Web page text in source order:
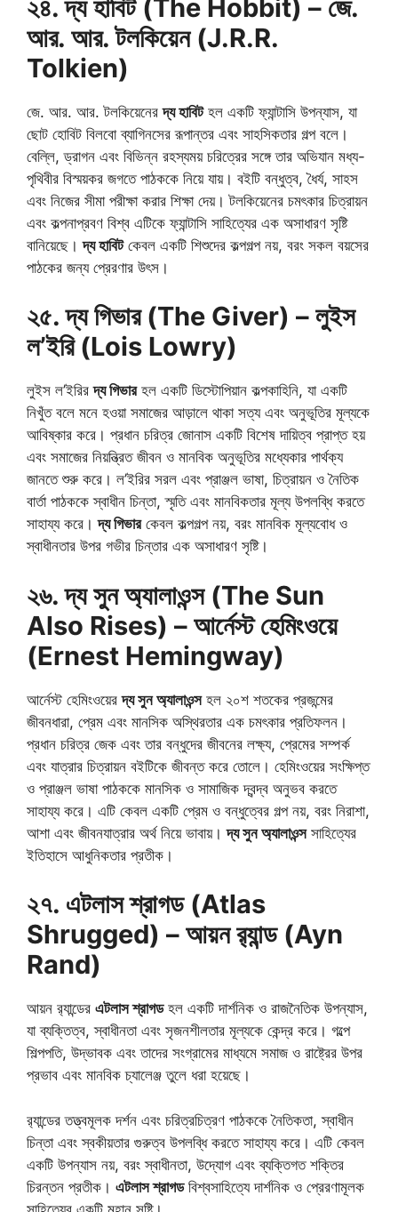
২৪. দ্য হাবিট (The Hobbit) – জে.
আর. আর. টলকিয়েন (J.R.R.
Tolkien)
জে. আর. আর. টলকিয়েনেরদ্য হাবিটহল একটি ফ্যান্টাসি উপন্যাস, যা
ছোট হোবিট বিলবো ব্যাগিনসের রূপান্তর এবং সাহসিকতার গল্প বলে।
বেল্লি, ড্রাগন এবং বিভিন্ন রহস্যময় চরিত্রের সঙ্গে তার অভিযান মধ্য-
পৃথিবীর বিস্ময়কর জগতে পাঠককে নিয়ে যায়। বইটি বন্ধুত্ব, ধৈর্য, সাহস
এবং নিজের সীমা পরীক্ষা করার শিক্ষা দেয়। টলকিয়েনের চমৎকার চিত্রায়ন
এবং কল্পনাপ্রবণ বিশ্ব এটিকে ফ্যান্টাসি সাহিত্যের এক অসাধারণ সৃষ্টি
বানিয়েছে।দ্য হাবিটকেবল একটি শিশুদের কল্পগল্প নয়, বরং সকল বয়সের
পাঠকের জন্য প্রেরণার উৎস।
২৫. দ্য গিভার (The Giver) – লুইস
ল’ইরি (Lois Lowry)
লুইস ল’ইরিরদ্য গিভারহল একটি ডিস্টোপিয়ান কল্পকাহিনি, যা একটি
নিখুঁত বলে মনে হওয়া সমাজের আড়ালে থাকা সত্য এবং অনুভূতির মূল্যকে
আবিষ্কার করে। প্রধান চরিত্র জোনাস একটি বিশেষ দায়িত্ব প্রাপ্ত হয়
এবং সমাজের নিয়ন্ত্রিত জীবন ও মানবিক অনুভূতির মধ্যেকার পার্থক্য
জানতে শুরু করে। ল’ইরির সরল এবং প্রাঞ্জল ভাষা, চিত্রায়ন ও নৈতিক
বার্তা পাঠককে স্বাধীন চিন্তা, স্মৃতি এবং মানবিকতার মূল্য উপলব্ধি করতে
সাহায্য করে।দ্য গিভারকেবল কল্পগল্প নয়, বরং মানবিক মূল্যবোধ ও
স্বাধীনতার উপর গভীর চিন্তার এক অসাধারণ সৃষ্টি।
২৬. দ্য সুন অ্যালাওন্স (The Sun
Also Rises) – আর্নেস্ট হেমিংওয়ে
(Ernest Hemingway)
আর্নেস্ট হেমিংওয়েরদ্য সুন অ্যালাওন্সহল ২০শ শতকের প্রজন্মের
জীবনধারা, প্রেম এবং মানসিক অস্থিরতার এক চমৎকার প্রতিফলন।
প্রধান চরিত্র জেক এবং তার বন্ধুদের জীবনের লক্ষ্য, প্রেমের সম্পর্ক
এবং যাত্রার চিত্রায়ন বইটিকে জীবন্ত করে তোলে। হেমিংওয়ের সংক্ষিপ্ত
ও প্রাঞ্জল ভাষা পাঠককে মানসিক ও সামাজিক দ্বন্দ্ব অনুভব করতে
সাহায্য করে। এটি কেবল একটি প্রেম ও বন্ধুত্বের গল্প নয়, বরং নিরাশা,
আশা এবং জীবনযাত্রার অর্থ নিয়ে ভাবায়।দ্য সুন অ্যালাওন্সসাহিত্যের
ইতিহাসে আধুনিকতার প্রতীক।
২৭. এটলাস শ্রাগড (Atlas
Shrugged) – আয়ন র‍্যান্ড (Ayn
Rand)
আয়ন র‍্যান্ডের এটলাস শ্রাগডহল একটি দার্শনিক ও রাজনৈতিক উপন্যাস,
যা ব্যক্তিত্ব, স্বাধীনতা এবং সৃজনশীলতার মূল্যকে কেন্দ্র করে। গল্পে
শিল্পপতি, উদ্ভাবক এবং তাদের সংগ্রামের মাধ্যমে সমাজ ও রাষ্ট্রের উপর
প্রভাব এবং মানবিক চ্যালেঞ্জ তুলে ধরা হয়েছে।
র‍্যান্ডের তত্ত্বমূলক দর্শন এবং চরিত্রচিত্রণ পাঠককে নৈতিকতা, স্বাধীন
চিন্তা এবং স্বকীয়তার গুরুত্ব উপলব্ধি করতে সাহায্য করে। এটি কেবল
একটি উপন্যাস নয়, বরং স্বাধীনতা, উদ্যোগ এবং ব্যক্তিগত শক্তির
চিরন্তন প্রতীক। এটলাস শ্রাগডবিশ্বসাহিত্যে দার্শনিক ও প্রেরণামূলক